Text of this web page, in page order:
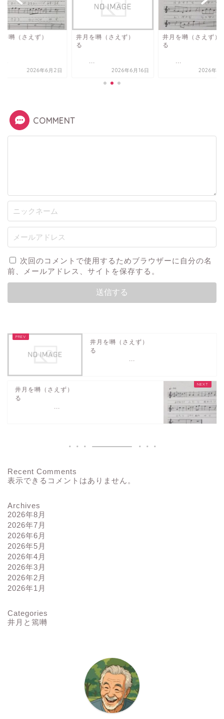
を囀（さえず）
2026年6月2日
井月を囀（さえず）
る
...
2026年6月16日
井月を囀（さえず）
...
2026年1
COMMENT
次回のコメントで使用するためブラウザーに自分の名
前、メールアドレス、サイトを保存する。
井月を囀（さえず）
...
井月を囀（さえず）
る
...
Recent Comments
表示できるコメントはありません。
Archives
2026年8月
2026年7月
2026年6月
2026年5月
2026年4月
2026年3月
2026年2月
2026年1月
Categories
井月と篶囀